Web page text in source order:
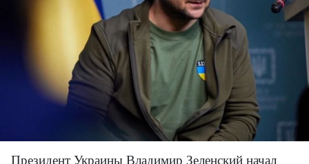
Президент Украины Владимир Зеленский начал